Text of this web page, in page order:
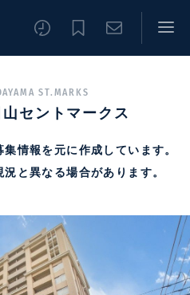
ST.MARKS
セントマークス
情報を元に作成しています。
と異なる場合があります。